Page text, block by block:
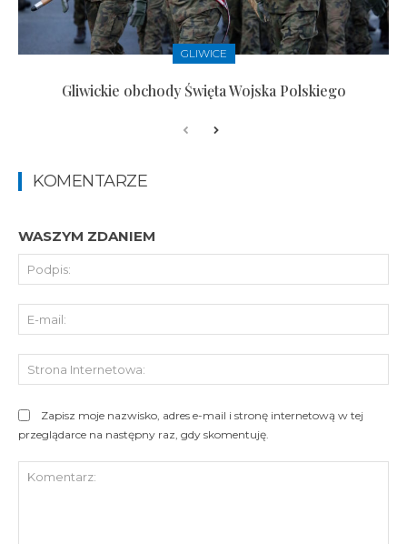
GLIWICE
Gliwickie obchody Święta Wojska Polskiego
KOMENTARZE
WASZYM ZDANIEM
Zapisz moje nazwisko, adres e-mail i stronę internetową w tej
przeglądarce na następny raz, gdy skomentuję.